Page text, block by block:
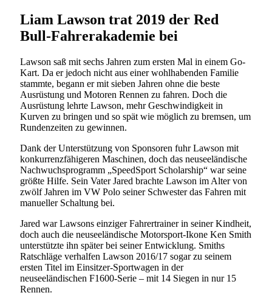
Liam Lawson trat 2019 der Red
Bull-Fahrerakademie bei
Lawson saß mit sechs Jahren zum ersten Mal in einem Go-
Kart. Da er jedoch nicht aus einer wohlhabenden Familie
stammte, begann er mit sieben Jahren ohne die beste
Ausrüstung und Motoren Rennen zu fahren. Doch die
Ausrüstung lehrte Lawson, mehr Geschwindigkeit in
Kurven zu bringen und so spät wie möglich zu bremsen, um
Rundenzeiten zu gewinnen.
Dank der Unterstützung von Sponsoren fuhr Lawson mit
konkurrenzfähigeren Maschinen, doch das neuseeländische
Nachwuchsprogramm „SpeedSport Scholarship“ war seine
größte Hilfe. Sein Vater Jared brachte Lawson im Alter von
zwölf Jahren im VW Polo seiner Schwester das Fahren mit
manueller Schaltung bei.
Jared war Lawsons einziger Fahrertrainer in seiner Kindheit,
doch auch die neuseeländische Motorsport-Ikone Ken Smith
unterstützte ihn später bei seiner Entwicklung. Smiths
Ratschläge verhalfen Lawson 2016/17 sogar zu seinem
ersten Titel im Einsitzer-Sportwagen in der
neuseeländischen F1600-Serie – mit 14 Siegen in nur 15
Rennen.